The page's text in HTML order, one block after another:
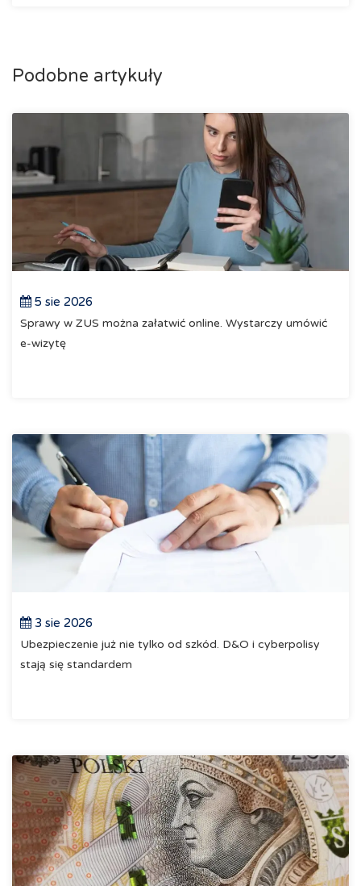
Podobne artykuły
5 sie 2026
Sprawy w ZUS można załatwić online. Wystarczy umówić
e-wizytę
3 sie 2026
Ubezpieczenie już nie tylko od szkód. D&O i cyberpolisy
stają się standardem